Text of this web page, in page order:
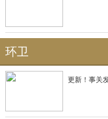
环卫
更新！事关